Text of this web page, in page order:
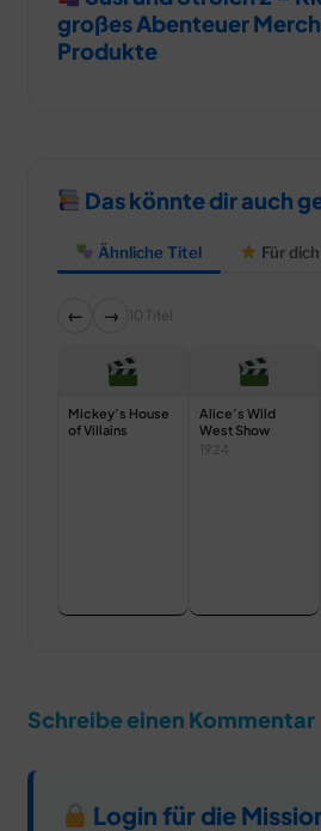
großes Abenteuer
Produkte
Das könnte dir auch
Ähnliche Titel Für dich
← → 10 Titel
Mickey’s House
of Villains
Alice’s Wild
West Show
1924
Schreibe einen Kommentar
Login für die